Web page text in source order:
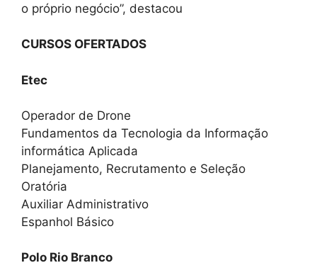
o próprio negócio”, destacou
CURSOS OFERTADOS
Etec
Operador de Drone
Fundamentos da Tecnologia da Informação
informática Aplicada
Planejamento, Recrutamento e Seleção
Oratória
Auxiliar Administrativo
Espanhol Básico
Polo Rio Branco